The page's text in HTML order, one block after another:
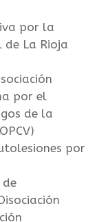
por la
de La Rioja
por el
de la
por
de